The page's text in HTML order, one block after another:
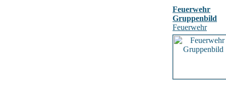
Feuerwehr
Gruppenbild
Feuerwehr